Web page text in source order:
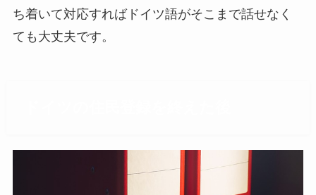
ち着いて対応すればドイツ語がそこまで話せなく
ても大丈夫です。